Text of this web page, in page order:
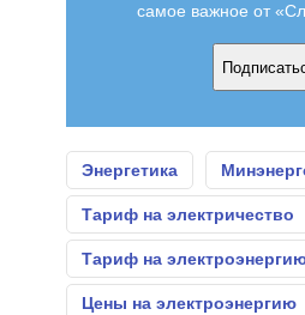
самое важное от
Энергетика
Тариф на электричество
Тариф на
Цены на электроэнергию